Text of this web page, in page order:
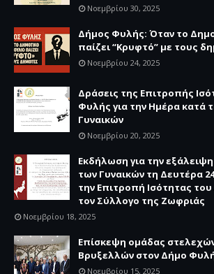
Νοεμβρίου 30, 2025
Δήμος Φυλής: Όταν το
παίζει “Κρυφτό” με τους
Νοεμβρίου 24, 2025
Δράσεις της Επιτροπής
Φυλής για την Ημέρα κατά
Γυναικών
Νοεμβρίου 20, 2025
Εκδήλωση για την
των Γυναικών τη Δευτέρα
την Επιτροπή Ισότητας
τον Σύλλογο της Ζωφριάς
Νοεμβρίου 18, 2025
Επίσκεψη ομάδας
Βρυξελλών στον Δήμο
Νοεμβρίου 15, 2025